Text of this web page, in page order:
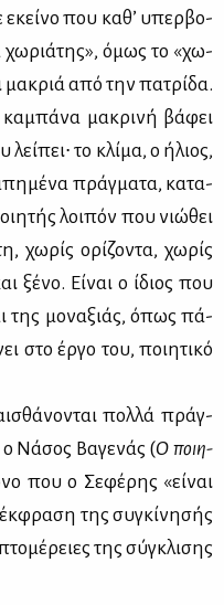
που κα­θ’ υπερ­βο­
χω­ριά­της», όμως το «χω­
μα­κριά από την πα­τρί­δα.
κα­μπά­να μα­κρι­νή βά­φει
το κλί­μα, ο ήλιος,
πράγ­μα­τα, κα­τα­
λοι­πόν που νιώ­θει
χω­ρίς ορί­ζο­ντα, χω­ρίς
ξέ­νο. Εί­ναι ο ίδιος που
της μο­να­ξιάς, όπως πά­
στο έρ­γο του, ποι­η­τι­κό
πολ­λά πράγ­
ο Νά­σος Βα­γε­νάς (Ο ποι­η­
που ο Σε­φέ­ρης «εί­ναι
της συ­γκί­νη­σής
της σύ­γκλι­σης